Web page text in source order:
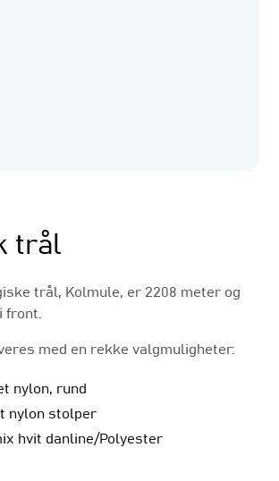
trål
trål, Kolmule, er 2208 meter og
front.
med en rekke valgmuligheter:
nylon, rund
nylon stolper
hvit danline/Polyester